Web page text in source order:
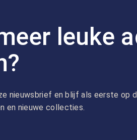
leuke
nieuwsbrief en blijf als eerste op
en nieuwe collecties.